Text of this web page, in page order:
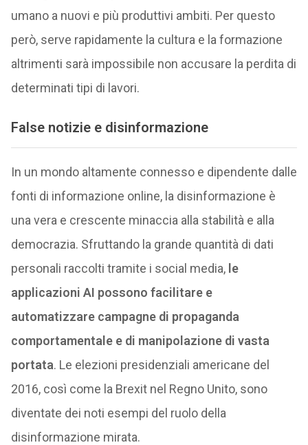
umano a nuovi e più produttivi ambiti. Per questo
però, serve rapidamente la cultura e la formazione
altrimenti sarà impossibile non accusare la perdita di
determinati tipi di lavori.
False notizie e disinformazione
In un mondo altamente connesso e dipendente dalle
fonti di informazione online, la disinformazione è
una vera e crescente minaccia alla stabilità e alla
democrazia. Sfruttando la grande quantità di dati
personali raccolti tramite i social media, le
applicazioni AI possono facilitare e
automatizzare campagne di propaganda
comportamentale e di manipolazione di vasta
portata. Le elezioni presidenziali americane del
2016, così come la Brexit nel Regno Unito, sono
diventate dei noti esempi del ruolo della
disinformazione mirata.